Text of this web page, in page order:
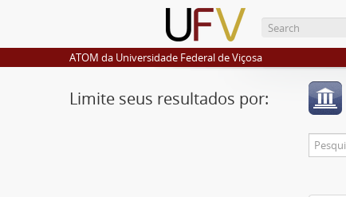
ATOM da Universidade Federal de Viçosa
Limite seus resultados por: